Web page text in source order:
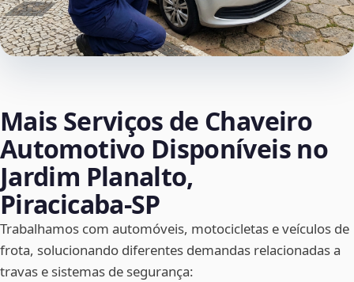
Mais Serviços de Chaveiro
Automotivo Disponíveis no
Jardim Planalto,
Piracicaba‑SP
Trabalhamos com automóveis, motocicletas e veículos de
frota, solucionando diferentes demandas relacionadas a
travas e sistemas de segurança: